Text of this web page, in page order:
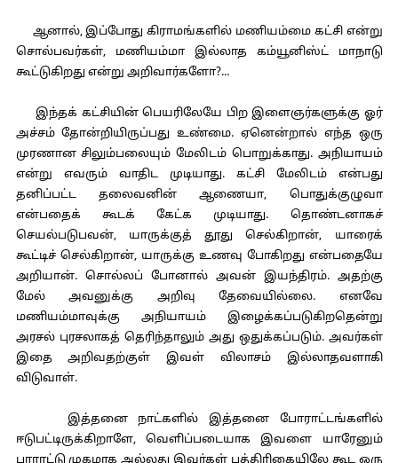
ஆனால், இப்போது கிராமங்களில் மணியம்மை கட்சி என்று
சொல்பவர்கள், மணியம்மா இல்லாத கம்யூனிஸ்ட் மாநாடு
கூட்டுகிறது என்று அறிவார்களோ?...
இந்தக் கட்சியின் பெயரிலேயே பிற இளைஞர்களுக்கு ஓர்
அச்சம் தோன்றியிருப்பது உண்மை. ஏனென்றால் எந்த ஒரு
முரணான சிலும்பலையும் மேலிடம் பொறுக்காது. அநியாயம்
என்று எவரும் வாதிட முடியாது. கட்சி மேலிடம் என்பது
தனிப்பட்ட தலைவனின் ஆணையா, பொதுக்குழுவா
என்பதைக் கூடக் கேட்க முடியாது. தொண்டனாகச்
செயல்படுபவன், யாருக்குத் தூது செல்கிறான், யாரைக்
கூட்டிச் செல்கிறான், யாருக்கு உணவு போகிறது என்பதையே
அறியான். சொல்லப் போனால் அவன் இயந்திரம். அதற்கு
மேல் அவனுக்கு அறிவு தேவையில்லை. எனவே
மணியம்மாவுக்கு அநியாயம் இழைக்கப்படுகிறதென்று
அரசல் புரசலாகத் தெரிந்தாலும் அது ஒதுக்கப்படும். அவர்கள்
இதை அறிவதற்குள் இவள் விலாசம் இல்லாதவளாகி
விடுவாள்.
இத்தனை நாட்களில் இத்தனை போராட்டங்களில்
ஈடுபட்டிருக்கிறாளே, வெளிப்படையாக இவளை யாரேனும்